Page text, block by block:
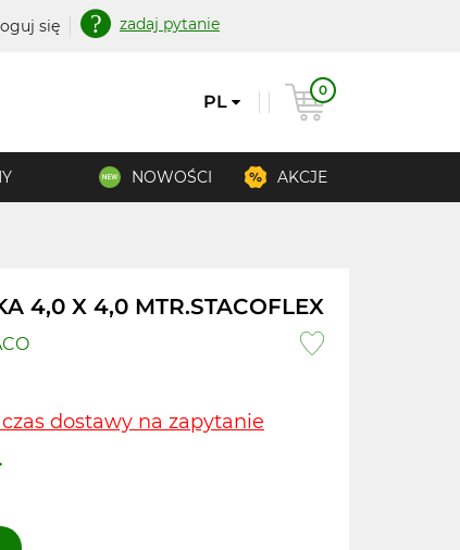
się zadaj pytanie
PL
0
NOWOŚCI AKCJE
4,0 X 4,0 MTR.STACOFLEX
dostawy na zapytanie